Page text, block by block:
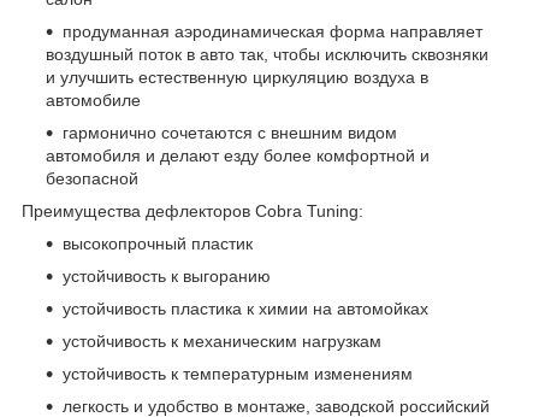
продуманная аэродинамическая форма направляет
воздушный поток в авто так, чтобы исключить сквозняки
и улучшить естественную циркуляцию воздуха в
автомобиле
гармонично сочетаются с внешним видом
автомобиля и делают езду более комфортной и
безопасной
Преимущества дефлекторов Cobra Tuning:
высокопрочный пластик
устойчивость к выгоранию
устойчивость пластика к химии на автомойках
устойчивость к механическим нагрузкам
устойчивость к температурным изменениям
легкость и удобство в монтаже, заводской российский